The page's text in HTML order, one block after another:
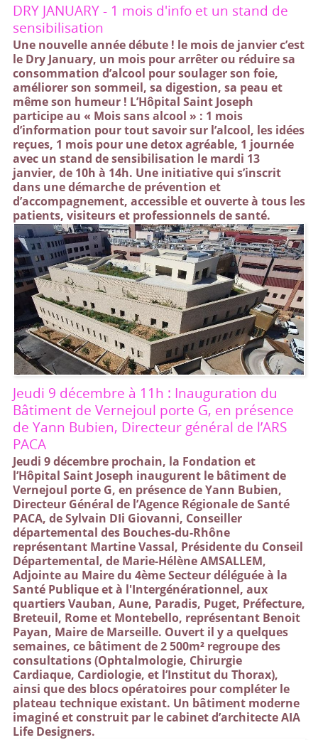
DRY JANUARY - 1 mois d'info et un stand de
sensibilisation
Une nouvelle année débute ! le mois de janvier c’est
le Dry January, un mois pour arrêter ou réduire sa
consommation d’alcool pour soulager son foie,
améliorer son sommeil, sa digestion, sa peau et
même son humeur ! L’Hôpital Saint Joseph
participe au « Mois sans alcool » : 1 mois
d’information pour tout savoir sur l’alcool, les idées
reçues, 1 mois pour une detox agréable, 1 journée
avec un stand de sensibilisation le mardi 13
janvier, de 10h à 14h. Une initiative qui s’inscrit
dans une démarche de prévention et
d’accompagnement, accessible et ouverte à tous les
patients, visiteurs et professionnels de santé.
Jeudi 9 décembre à 11h : Inauguration du
Bâtiment de Vernejoul porte G, en présence
de Yann Bubien, Directeur général de l’ARS
PACA
Jeudi 9 décembre prochain, la Fondation et
l’Hôpital Saint Joseph inaugurent le bâtiment de
Vernejoul porte G, en présence de Yann Bubien,
Directeur Général de l’Agence Régionale de Santé
PACA, de Sylvain DIi Giovanni, Conseiller
départemental des Bouches-du-Rhône
représentant Martine Vassal, Présidente du Conseil
Départemental, de Marie-Hélène AMSALLEM,
Adjointe au Maire du 4ème Secteur déléguée à la
Santé Publique et à l'Intergénérationnel, aux
quartiers Vauban, Aune, Paradis, Puget, Préfecture,
Breteuil, Rome et Montebello, représentant Benoit
Payan, Maire de Marseille. Ouvert il y a quelques
semaines, ce bâtiment de 2 500m² regroupe des
consultations (Ophtalmologie, Chirurgie
Cardiaque, Cardiologie, et l’Institut du Thorax),
ainsi que des blocs opératoires pour compléter le
plateau technique existant. Un bâtiment moderne
imaginé et construit par le cabinet d’architecte AIA
Life Designers.